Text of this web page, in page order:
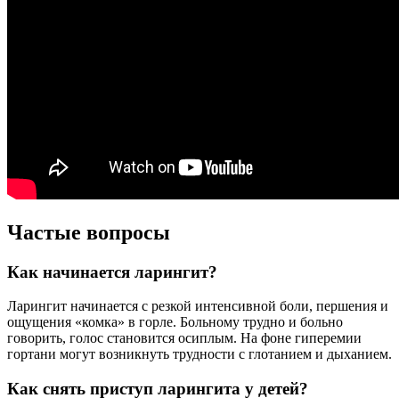
Частые вопросы
Как начинается ларингит?
Ларингит начинается с резкой интенсивной боли, першения и
ощущения «комка» в горле. Больному трудно и больно
говорить, голос становится осиплым. На фоне гиперемии
гортани могут возникнуть трудности с глотанием и дыханием.
Как снять приступ ларингита у детей?